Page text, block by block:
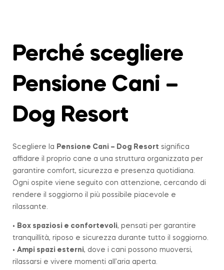
Perché scegliere
Pensione Cani –
Dog Resort
Scegliere la Pensione Cani – Dog Resort significa
affidare il proprio cane a una struttura organizzata per
garantire comfort, sicurezza e presenza quotidiana.
Ogni ospite viene seguito con attenzione, cercando di
rendere il soggiorno il più possibile piacevole e
rilassante.
• Box spaziosi e confortevoli, pensati per garantire
tranquillità, riposo e sicurezza durante tutto il soggiorno.
• Ampi spazi esterni, dove i cani possono muoversi,
rilassarsi e vivere momenti all’aria aperta.